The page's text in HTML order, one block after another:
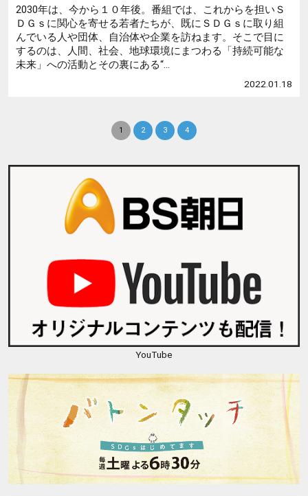
2030年は、今から１０年後。番組では、これからを担いＳ
ＤＧｓに関心を寄せる若者たちが、既にＳＤＧｓに取り組
んでいる人や団体、自治体や企業を訪ねます。そこで目に
するのは、人間、社会、地球環境にまつわる「持続可能な
未来」への活動とその裏にある“...
2022.01.18
1 2 3 4
YouTube